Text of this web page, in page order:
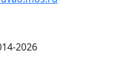
2026